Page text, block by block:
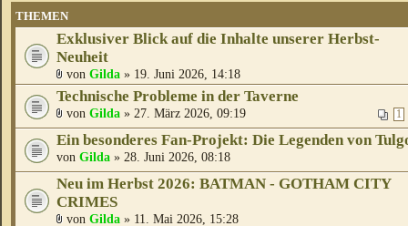
THEMEN
Exklusiver Blick auf die Inhalte unserer Herbst-
Neuheit
von Gilda » 19. Juni 2026, 14:18
Technische Probleme in der Taverne
1
von Gilda » 27. März 2026, 09:19
Ein besonderes Fan-Projekt: Die Legenden von
von Gilda » 28. Juni 2026, 08:18
Neu im Herbst 2026: BATMAN - GOTHAM CITY
CRIMES
von Gilda » 11. Mai 2026, 15:28